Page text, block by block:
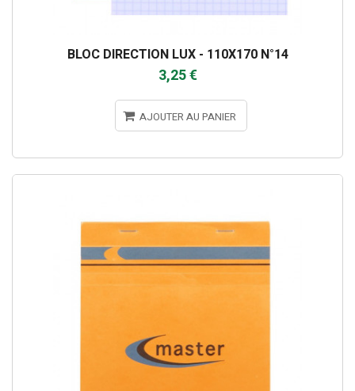
BLOC DIRECTION LUX - 110X170 N°14
3,25 €
AJOUTER AU PANIER